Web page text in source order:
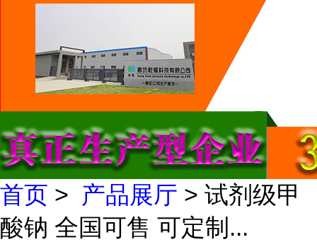
首页 > 产品展厅 > 试剂级甲
酸钠 全国可售 可定制...